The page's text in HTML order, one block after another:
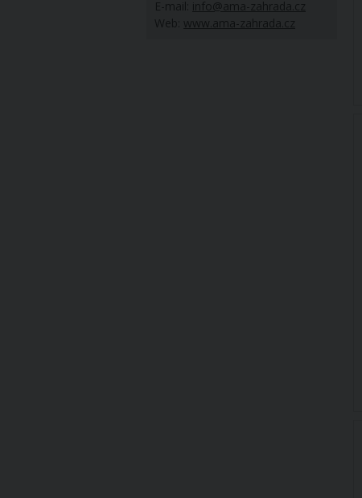
E-mail: info@ama-zahrada.cz
Web:
www.ama-zahrada.cz